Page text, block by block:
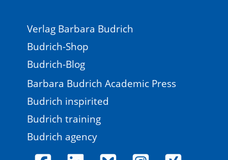
Verlag Barbara Budrich
Budrich-Shop
Budrich-Blog
Barbara Budrich Academic Press
Budrich inspirited
Budrich training
Budrich agency